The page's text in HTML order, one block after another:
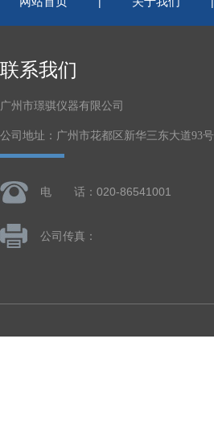
联系我们
广州市璟骐仪器有限公司
公司地址：广州市花都区新华三东大道93
电 话：020-86541001
公司传真：